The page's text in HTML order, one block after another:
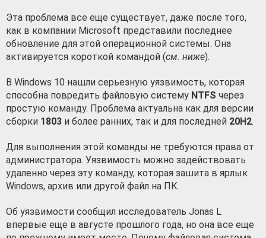
Эта проблема все еще существует, даже после того,
как в компании Microsoft представили последнее
обновление для этой операционной системы. Она
активируется короткой командой (см. ниже).
В Windows 10 нашли серьезную уязвимость, которая
способна повредить файловую систему NTFS через
простую команду. Проблема актуальна как для версии
сборки 1803 и более ранних, так и для последней 20H2.
Для выполнения этой команды не требуются права от
администратора. Уязвимость можно задействовать
удаленно через эту команду, которая зашита в ярлык
Windows, архив или другой файл на ПК.
Об уязвимости сообщил исследователь Jonas L
впервые еще в августе прошлого года, но она все еще